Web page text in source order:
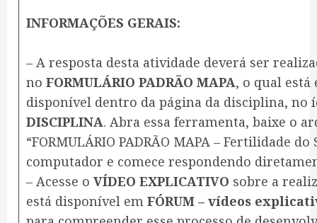
INFORMAÇÕES GERAIS:
– A resposta desta atividade deverá ser
no FORMULÁRIO PADRÃO MAPA, o qual está
disponível dentro da página da disciplina, no
DISCIPLINA. Abra essa ferramenta, baixe o
“FORMULÁRIO PADRÃO MAPA – Fertilidade
computador e comece respondendo
– Acesse o VÍDEO EXPLICATIVO sobre a
está disponível em FÓRUM – vídeos